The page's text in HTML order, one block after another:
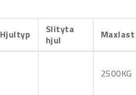
Hjultyp
Slityta
hjul
Maxlast
2500KG